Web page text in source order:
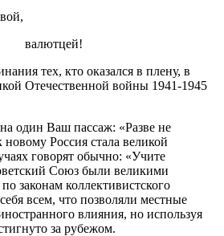
тех, кто оказался в плену, в
Отечественной войны 1941-1945
один Ваш пассаж: «Разве не
новому Россия стала великой
говорят обычно: «Учите
Союз были великими
законам коллективистского
всем, что позволяли местные
влияния, но используя
за рубежом.